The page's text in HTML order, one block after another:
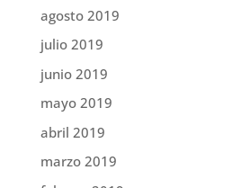
agosto 2019
julio 2019
junio 2019
mayo 2019
abril 2019
marzo 2019